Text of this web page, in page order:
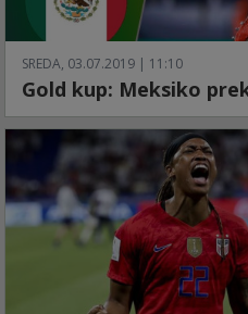
SREDA, 03.07.2019 | 11:10
Gold kup: Meksiko